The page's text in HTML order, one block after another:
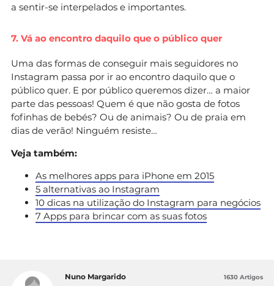
a sentir-se interpelados e importantes.
7. Vá ao encontro daquilo que o público quer
Uma das formas de conseguir mais seguidores no
Instagram passa por ir ao encontro daquilo que o
público quer. E por público queremos dizer… a maior
parte das pessoas! Quem é que não gosta de fotos
fofinhas de bebés? Ou de animais? Ou de praia em
dias de verão! Ninguém resiste…
Veja também:
As melhores apps para iPhone em 2015
5 alternativas ao Instagram
10 dicas na utilização do Instagram para negócios
7 Apps para brincar com as suas fotos
Nuno Margarido 1630 Artigos